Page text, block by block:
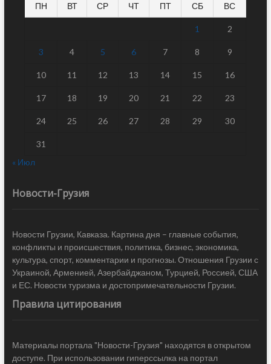
ПН ВТ СР ЧТ ПТ СБ ВС
1 2
3 4 5 6 7 8 9
10 11 12 13 14 15 16
17 18 19 20 21 22 23
24 25 26 27 28 29 30
31
« Июл
Новости-Грузия
Новости Грузии, Кавказа. Картина дня – главные события,
конфликты и происшествия, политика, бизнес, экономика,
культура, спорт, комментарии и прогнозы. Отношения Грузии с
Украиной, Арменией, Азербайджаном, Турцией, Россией, США
и ЕС. Новости туризма и достопримечательности Грузии.
Правила цитирования
Материалы портала "Новости-Грузия" находятся в открытом
доступе. При использовании гиперссылка на портал